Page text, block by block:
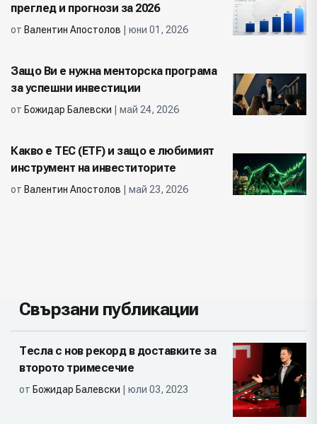
преглед и прогнози за 2026
от Валентин Апостолов | юни 01, 2026
Защо Ви е нужна менторска програма
за успешни инвестиции
от Божидар Балевски | май 24, 2026
Какво е ТЕС (ETF) и защо е любимият
инструмент на инвеститорите
от Валентин Апостолов | май 23, 2026
Свързани публикации
Тесла с нов рекорд в доставките за
второто тримесечие
от Божидар Балевски | юли 03, 2023